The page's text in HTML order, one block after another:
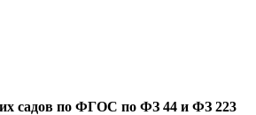
садов по ФГОC по ФЗ 44 и ФЗ 223